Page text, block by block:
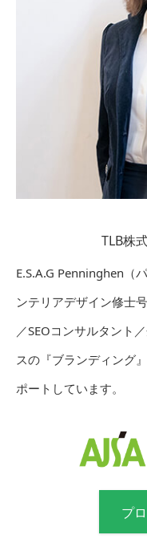
TLB株
E.S.A.G Penninghen（
ンテリアデザイン修士
／SEOコンサルタント
スの『ブランディング
ポートしています。
プ